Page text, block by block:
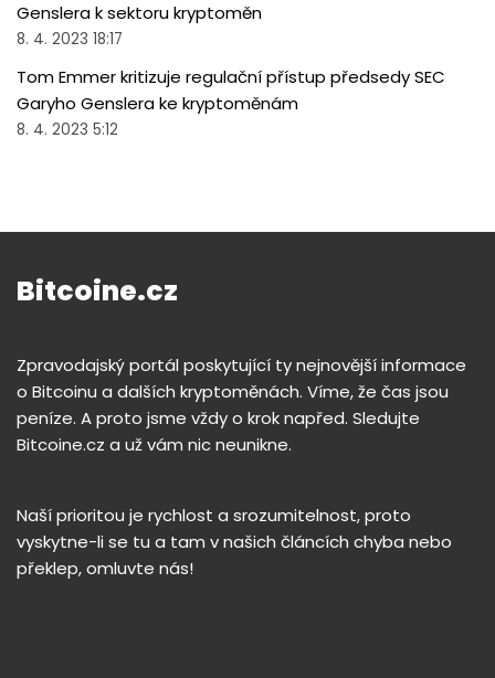
Genslera k sektoru kryptoměn
8. 4. 2023 18:17
Tom Emmer kritizuje regulační přístup předsedy SEC
Garyho Genslera ke kryptoměnám
8. 4. 2023 5:12
Bitcoine.cz
Zpravodajský portál poskytující ty nejnovější informace
o Bitcoinu a dalších kryptoměnách. Víme, že čas jsou
peníze. A proto jsme vždy o krok napřed. Sledujte
Bitcoine.cz a už vám nic neunikne.
Naší prioritou je rychlost a srozumitelnost, proto
vyskytne-li se tu a tam v našich článcích chyba nebo
překlep, omluvte nás!